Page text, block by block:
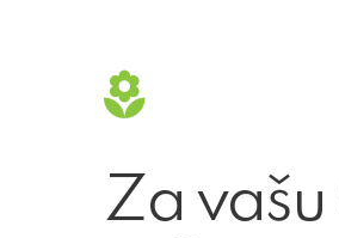
Za vašu